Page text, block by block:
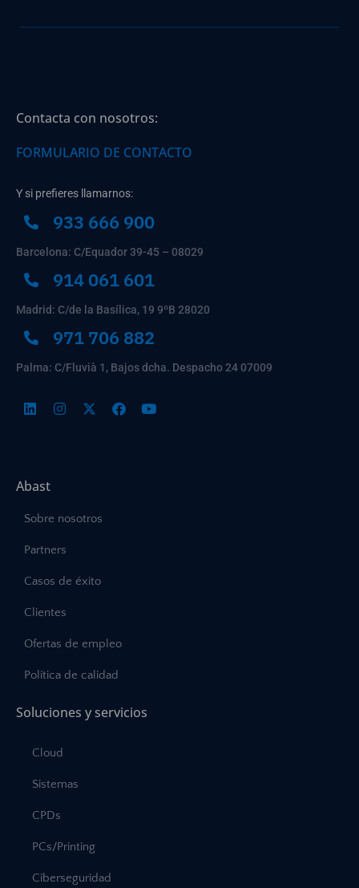
Contacta con nosotros:
FORMULARIO DE CONTACTO
Y si prefieres llamarnos:
933 666 900
Barcelona: C/Equador 39-45 – 08029
914 061 601
Madrid: C/de la Basílica, 19 9ºB 28020
971 706 882
Palma: C/Fluvià 1, Bajos dcha. Despacho 24 07009
Abast
Sobre nosotros
Partners
Casos de éxito
Clientes
Ofertas de empleo
Política de calidad
Soluciones y servicios
Cloud
Sistemas
CPDs
PCs/Printing
Ciberseguridad